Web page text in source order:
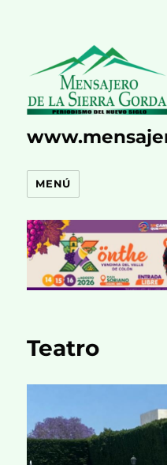
MENÚ
Teatro